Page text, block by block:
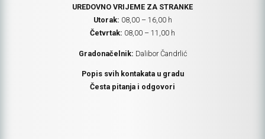
UREDOVNO VRIJEME ZA STRANKE
Utorak: 08,00 – 16,00 h
Četvrtak: 08,00 – 11,00 h
Gradonačelnik: Dalibor Čandrlić
Popis svih kontakata u gradu
Česta pitanja i odgovori